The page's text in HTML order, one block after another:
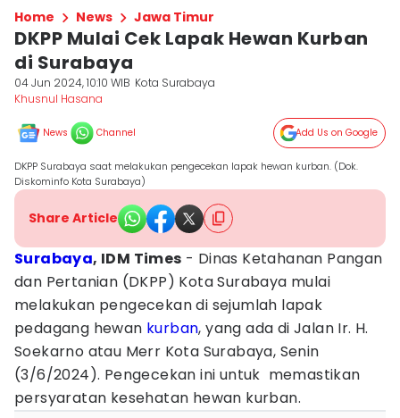
Home News Jawa Timur
DKPP Mulai Cek Lapak Hewan Kurban
di Surabaya
04 Jun 2024, 10:10 WIB Kota Surabaya
Khusnul Hasana
News Channel Add Us on Google
DKPP Surabaya saat melakukan pengecekan lapak hewan kurban. (Dok.
Diskominfo Kota Surabaya)
Share Article
Surabaya, IDM Times - Dinas Ketahanan Pangan
dan Pertanian (DKPP) Kota Surabaya mulai
melakukan pengecekan di sejumlah lapak
pedagang hewan kurban, yang ada di Jalan Ir. H.
Soekarno atau Merr Kota Surabaya, Senin
(3/6/2024). Pengecekan ini untuk memastikan
persyaratan kesehatan hewan kurban.